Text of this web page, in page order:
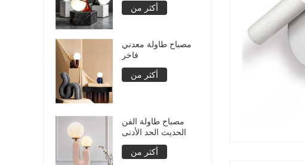
أكثر من
مصباح طاولة معدني
فاخر
أكثر من
مصباح طاولة الفن
الحديث الحد الأدنى
أكثر من